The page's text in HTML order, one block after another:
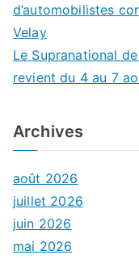
d’automobilistes
Velay
Le Supranational
revient du 4 au 7
Archives
août 2026
juillet 2026
juin 2026
mai 2026